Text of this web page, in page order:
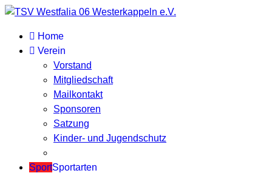
Home
Verein
Vorstand
Mitgliedschaft
Mailkontakt
Sponsoren
Satzung
Kinder- und Jugendschutz
SportSportarten